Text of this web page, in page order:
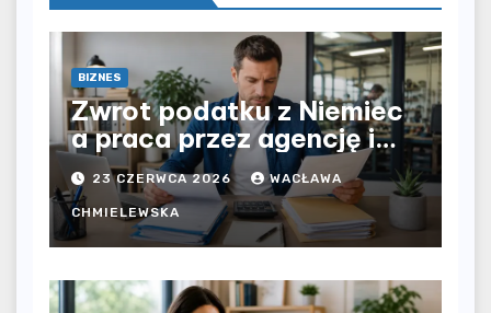
BIZNES
Zwrot podatku z Niemiec
a praca przez agencję i
bezpośrednio u
pracodawcy – jak
rozliczyć oba źródła
dochodu?
23 CZERWCA 2026 WACŁAWA
CHMIELEWSKA